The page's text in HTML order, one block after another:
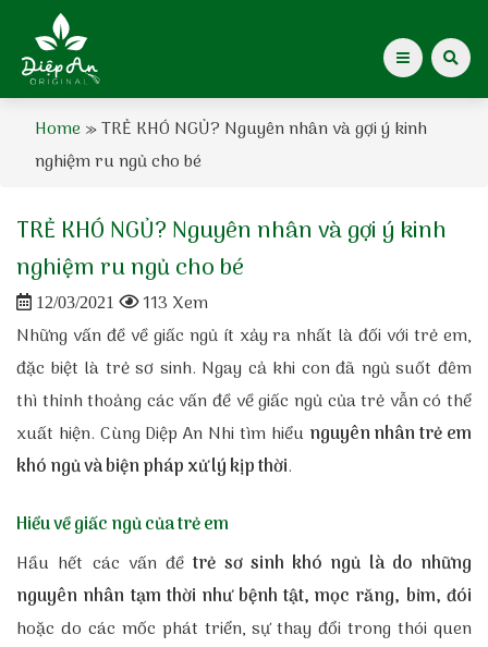
Giới thiệu Dược Khoa
Kiến thức cho mẹ
Tạp chí Diệp An Nhi
Tin tức
Điểm mua hàng
Home»TRẺ KHÓ NGỦ? Nguyên nhân và gợi ý kinh
nghiệm ru ngủ cho bé
TRẺ KHÓ NGỦ? Nguyên nhân và gợi ý kinh
nghiệm ru ngủ cho bé
12/03/2021
113 Xem
Những vấn đề về giấc ngủ ít xảy ra nhất là đối với trẻ em,
đặc biệt là trẻ sơ sinh. Ngay cả khi con đã ngủ suốt đêm
thì thỉnh thoảng các vấn đề về giấc ngủ của trẻ vẫn có thể
xuất hiện. Cùng Diệp An Nhi tìm hiểu nguyên nhân trẻ em
khó ngủ và biện pháp xử lý kịp thời.
Hiểu về giấc ngủ của trẻ em
Hầu hết các vấn đềtrẻ sơ sinh khó ngủ là do những
nguyên nhân tạm thời như bệnh tật, mọc răng, bỉm, đói
hoặc do các mốc phát triển, sự thay đổi trong thói quen